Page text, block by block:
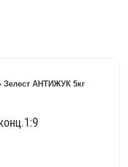
Зелест АНТИЖУК 5кг